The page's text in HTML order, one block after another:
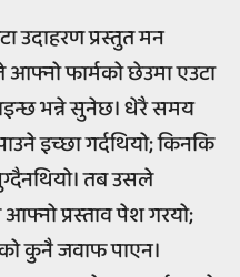
उदाहरण प्रस्तुत मन
फार्मको छेउमा एउटा
भन्ने सुनेछ। धेरै समय
इच्छा गर्दथियो; किनकि
तब उसले
प्रस्ताव पेश गरयो;
कुनै जवाफ पाएन।